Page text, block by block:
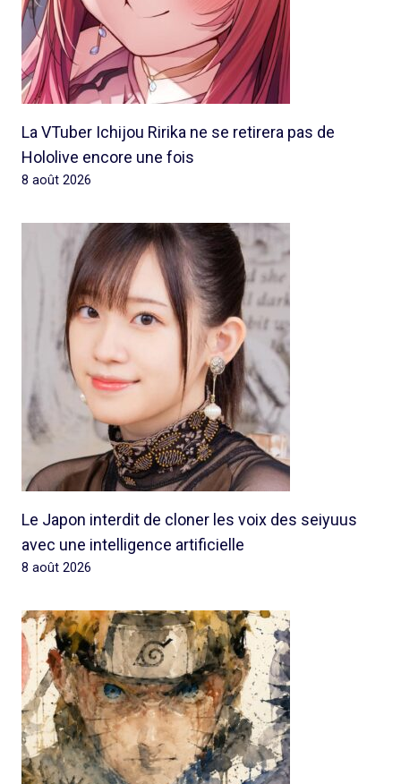
La VTuber Ichijou Ririka ne se retirera pas de
Hololive encore une fois
8 août 2026
Le Japon interdit de cloner les voix des seiyuus
avec une intelligence artificielle
8 août 2026